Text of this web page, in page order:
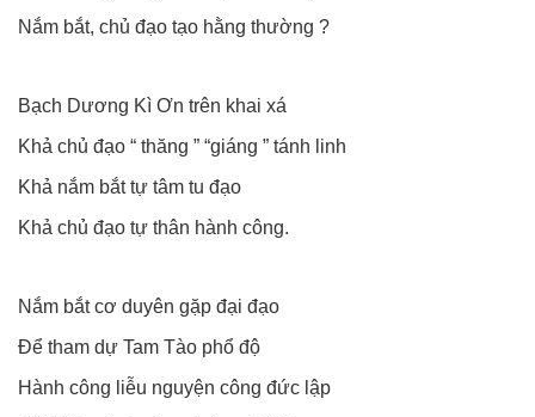
Nắm bắt, chủ đạo tạo hằng thường ?
Bạch Dương Kì Ơn trên khai xá
Khả chủ đạo “ thăng ” “giáng ” tánh linh
Khả nắm bắt tự tâm tu đạo
Khả chủ đạo tự thân hành công.
Nắm bắt cơ duyên gặp đại đạo
Để tham dự Tam Tào phổ độ
Hành công liễu nguyện công đức lập